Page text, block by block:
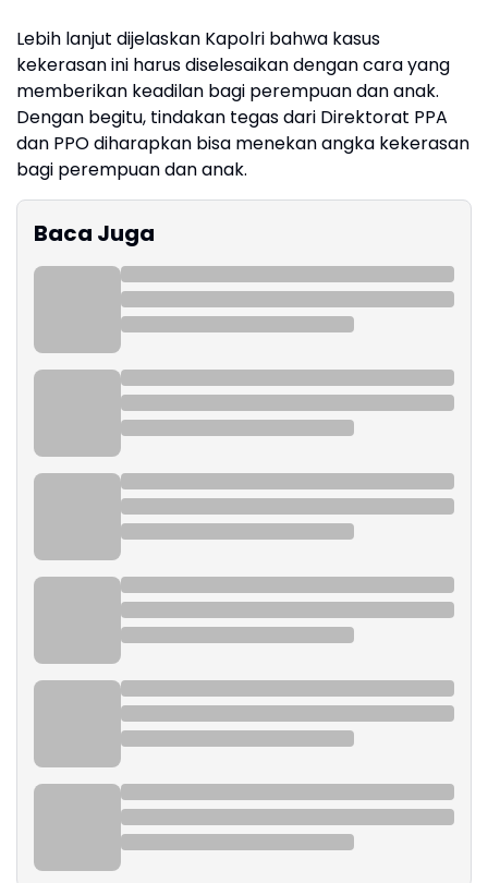
Lebih lanjut dijelaskan Kapolri bahwa kasus
kekerasan ini harus diselesaikan dengan cara yang
memberikan keadilan bagi perempuan dan anak.
Dengan begitu, tindakan tegas dari Direktorat PPA
dan PPO diharapkan bisa menekan angka kekerasan
bagi perempuan dan anak.
Baca Juga